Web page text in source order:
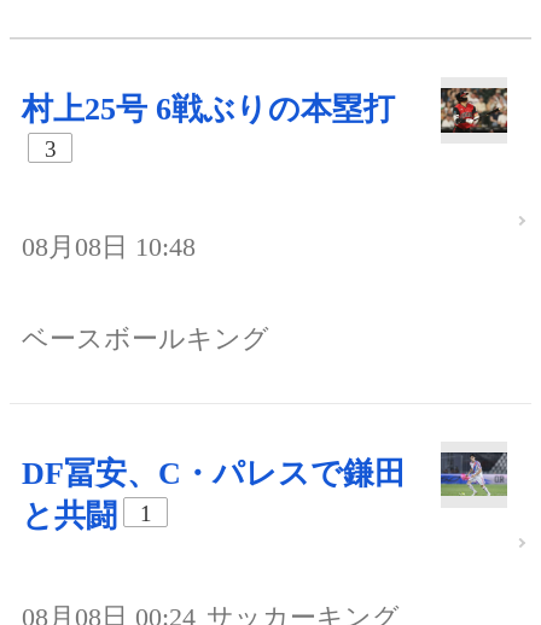
村上25号 6戦ぶりの本塁打
3
08月08日 10:48
ベースボールキング
DF冨安、C・パレスで鎌田
と共闘
1
08月08日 00:24 サッカーキング